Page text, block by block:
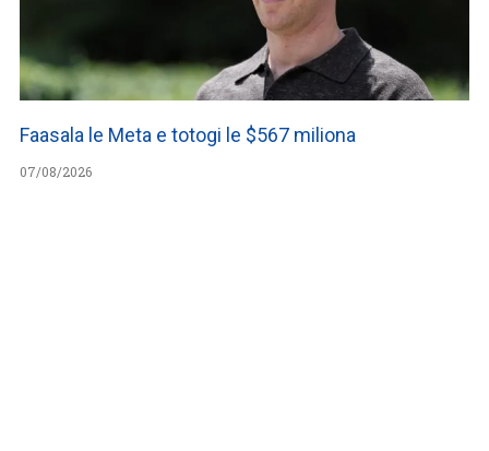
Faasala le Meta e totogi le $567 miliona
07/08/2026